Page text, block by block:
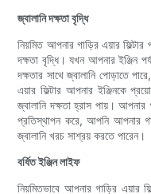
জ্বালানি দক্ষতা বৃদ্ধি
নিয়মিত আপনার গাড়ির এয়ার
দক্ষতা বৃদ্ধি। যখন আপনার ইঞ্জিন
দক্ষতার সাথে জ্বালানি পোড়াতে
এয়ার ফিল্টার আপনার ইঞ্জিনকে
জ্বালানি দক্ষতা হ্রাস পায়। আপনার
প্রতিস্থাপন করে, আপনি আপনার
জ্বালানি খরচ সাশ্রয় করতে পারেন।
বর্ধিত ইঞ্জিন লাইফ
নিয়মিতভাবে আপনার গাড়ির এয়ার